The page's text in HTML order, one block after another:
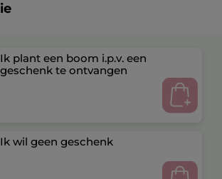
Ik plant een boom i.p.v. een
geschenk te ontvangen
Ik wil geen geschenk